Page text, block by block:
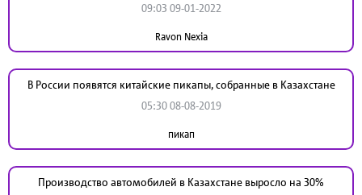
09:03 09-01-2022
Ravon Nexia
В России появятся китайские пикапы, собранные в Казахстане
05:30 08-08-2019
пикап
Производство автомобилей в Казахстане выросло на 30%